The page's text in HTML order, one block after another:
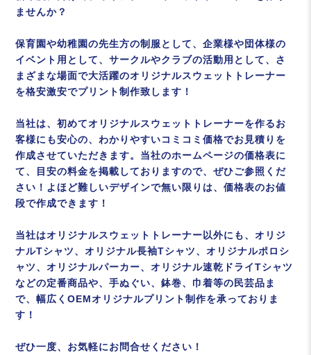
ませんか？
保育園や幼稚園の先生方の制服として、企業様や団体様の
イベント用として、サークルやクラブの活動用として、さ
まざまな場面で大活躍のオリジナルスウェットトレーナー
を格安激安でプリント制作致します！
当社は、初めてオリジナルスウェットトレーナーを作るお
客様にも安心の、わかりやすいコミコミ価格でお見積りを
作成させていただきます。当社のホームページの価格表に
て、目安の料金を掲載しておりますので、ぜひご参照くだ
さい！よほど難しいデザインで無い限りは、価格表のお値
段で作成できます！
当社はオリジナルスウェットトレーナー以外にも、オリジ
ナルTシャツ、オリジナル長袖Tシャツ、オリジナルポロシ
ャツ、オリジナルパーカー、オリジナル速乾ドライTシャツ
などの定番商品や、手ぬぐい、鉢巻、巾着等の民芸品ま
で、幅広くOEMオリジナルプリント制作を承っておりま
す！
ぜひ一度、お気軽にお問合せください！